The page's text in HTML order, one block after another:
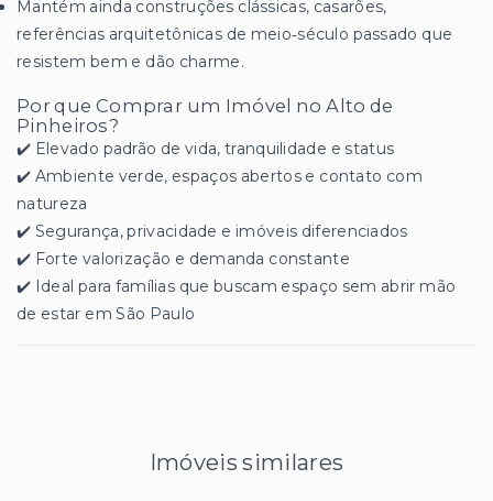
Mantém ainda construções clássicas, casarões,
referências arquitetônicas de meio‑século passado que
resistem bem e dão charme.
Por que Comprar um Imóvel no Alto de
Pinheiros?
✔️ Elevado padrão de vida, tranquilidade e status
✔️ Ambiente verde, espaços abertos e contato com
natureza
✔️ Segurança, privacidade e imóveis diferenciados
✔️ Forte valorização e demanda constante
✔️ Ideal para famílias que buscam espaço sem abrir mão
de estar em São Paulo
Imóveis similares